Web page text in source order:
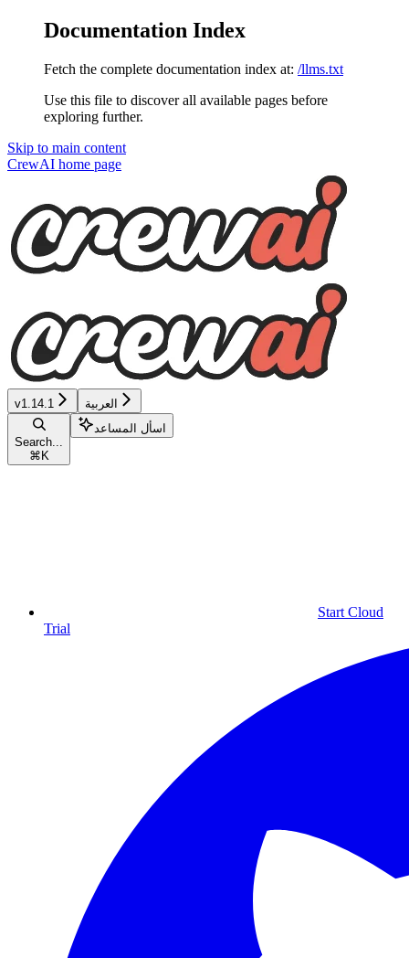
Documentation Index
Fetch the complete documentation index at: /llms.txt
Use this file to discover all available pages before
exploring further.
Skip to main content
CrewAI home page
v1.14.1 العربية
Search...
⌘ K
اسأل المساعد
Start Cloud
Trial